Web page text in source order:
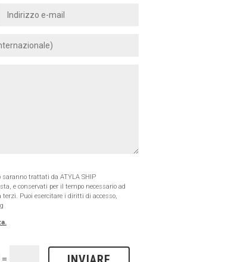
trattati da ATYLA SHIP
e conservati per il tempo necessario ad
Puoi esercitare i diritti di accesso,
=